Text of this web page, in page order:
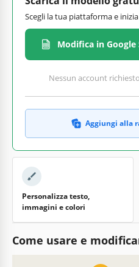
Scegli la tua piattaforma e
Modifica in Google
Nessun account
Aggiungi alla
Personalizza testo,
immagini e colori
Come usare e